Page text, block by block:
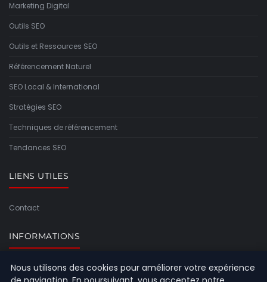
Marketing Digital
Outils SEO
Outils et Ressources SEO
Référencement Naturel
SEO Local & International
Stratégies SEO
Techniques de référencement
Tendances SEO
LIENS UTILES
Contact
INFORMATIONS
Plan du site
Nous utilisons des cookies pour améliorer votre expérience